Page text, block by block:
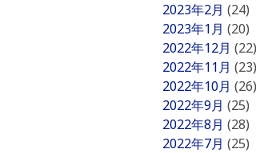
2023年2月 (24)
2023年1月 (20)
2022年12月 (22)
2022年11月 (23)
2022年10月 (26)
2022年9月 (25)
2022年8月 (28)
2022年7月 (25)